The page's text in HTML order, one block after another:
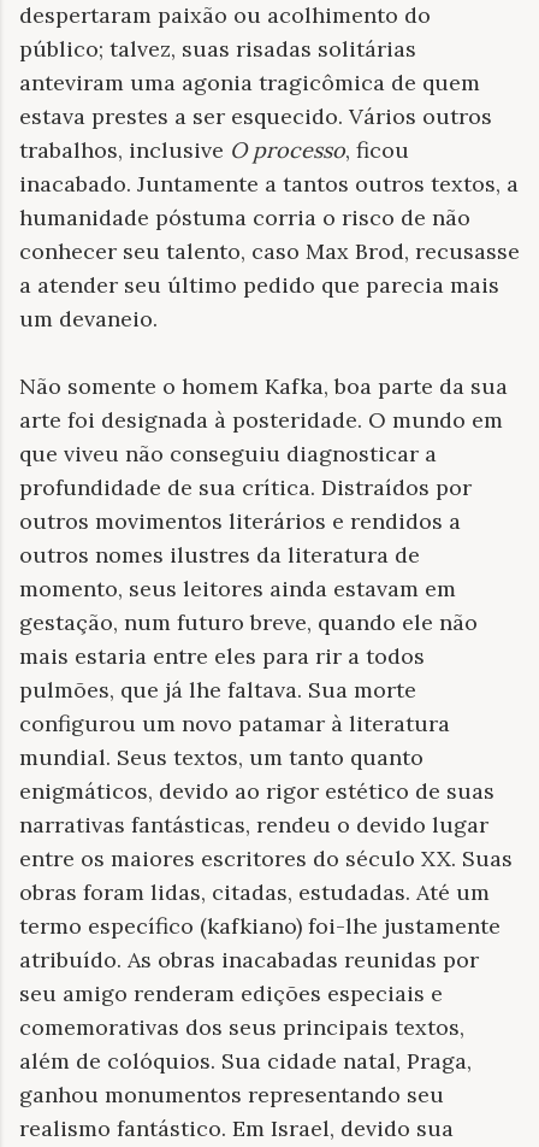
despertaram paixão ou acolhimento do
público; talvez, suas risadas solitárias
anteviram uma agonia tragicômica de quem
estava prestes a ser esquecido. Vários outros
trabalhos, inclusive O processo, ficou
inacabado. Juntamente a tantos outros textos, a
humanidade póstuma corria o risco de não
conhecer seu talento, caso Max Brod, recusasse
a atender seu último pedido que parecia mais
um devaneio.
Não somente o homem Kafka, boa parte da sua
arte foi designada à posteridade. O mundo em
que viveu não conseguiu diagnosticar a
profundidade de sua crítica. Distraídos por
outros movimentos literários e rendidos a
outros nomes ilustres da literatura de
momento, seus leitores ainda estavam em
gestação, num futuro breve, quando ele não
mais estaria entre eles para rir a todos
pulmões, que já lhe faltava. Sua morte
configurou um novo patamar à literatura
mundial. Seus textos, um tanto quanto
enigmáticos, devido ao rigor estético de suas
narrativas fantásticas, rendeu o devido lugar
entre os maiores escritores do século XX. Suas
obras foram lidas, citadas, estudadas. Até um
termo específico (kafkiano) foi-lhe justamente
atribuído. As obras inacabadas reunidas por
seu amigo renderam edições especiais e
comemorativas dos seus principais textos,
além de colóquios. Sua cidade natal, Praga,
ganhou monumentos representando seu
realismo fantástico. Em Israel, devido sua